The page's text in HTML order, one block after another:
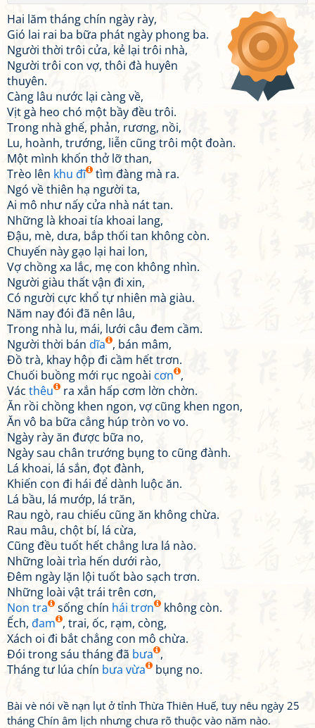
Hai lăm tháng chín ngày rày,
Gió lai rai ba bữa phát ngày phong ba.
Người thời trôi cửa, kẻ lại trôi nhà,
Người trôi con vợ, thôi đà huyên
thuyên.
Càng lâu nước lại càng về,
Vịt gà heo chó một bầy đều trôi.
Trong nhà ghế, phản, rương, nồi,
Lu, hoành, trướng, liễn cũng trôi một đoàn.
Một mình khốn thở lỡ than,
Trèo lên khu đĩ
tìm đàng mà ra.
Ngó về thiên hạ người ta,
Ai mô như nấy cửa nhà nát tan.
Những là khoai tía khoai lang,
Đậu, mè, dưa, bắp thối tan không còn.
Chuyến này gạo lại hai lon,
Vợ chồng xa lắc, mẹ con không nhìn.
Người giàu thất vận đi xin,
Có người cực khổ tự nhiên mà giàu.
Năm nay đói đã nên lâu,
Trong nhà lu, mái, lưới câu đem cầm.
Người thời bán dĩa , bán mâm,
Đồ trà, khay hộp đi cầm hết trơn.
Chuối buồng mới rục ngoài cơn ,
Vác thêu
ra xắn hấp cơm lờn chờn.
Ăn rồi chồng khen ngon, vợ cũng khen ngon,
Ăn vô ba bữa cẳng húp tròn vo vo.
Ngày rày ăn được bữa no,
Ngày sau chân trướng bụng to cũng đành.
Lá khoai, lá sắn, đọt đành,
Khiến con đi hái để dành luộc ăn.
Lá bầu, lá mướp, lá trăn,
Rau ngò, rau chiếu cũng ăn không chừa.
Rau mâu, chột bí, lá cừa,
Cũng đều tuốt hết chẳng lưa lá nào.
Những loài trìa hến dưới rào,
Đêm ngày lặn lội tuốt bào sạch trơn.
Những loài vật trái trên cơn,
Non tra
sống chín hái trơn
không còn.
Ếch, đam , trai, ốc, rạm, còng,
Xách oi đi bắt chẳng con mô chừa.
Đói trong sáu tháng đã bưa ,
Tháng tư lúa chín bưa vừa bụng no.
Bài vè nói về nạn lụt ở tỉnh Thừa Thiên Huế, tuy nêu ngày 25
tháng Chín âm lịch nhưng chưa rõ thuộc vào năm nào.